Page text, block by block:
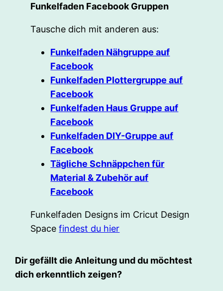
Funkelfaden Facebook Gruppen
Tausche dich mit anderen aus:
Funkelfaden Nähgruppe auf
Facebook
Funkelfaden Plottergruppe auf
Facebook
Funkelfaden Haus Gruppe auf
Facebook
Funkelfaden DIY-Gruppe auf
Facebook
Tägliche Schnäppchen für
Material & Zubehör auf
Facebook
Funkelfaden Designs im Cricut Design
Spacefindest du hier
Dir gefällt die Anleitung und du möchtest
dich erkenntlich zeigen?